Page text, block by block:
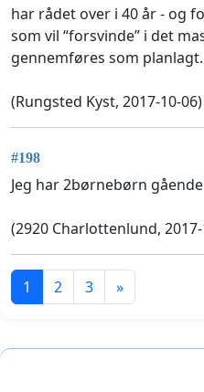
har rådet over i 40 år - og
som vil “forsvinde” i det
gennemføres som planlagt.
(Rungsted Kyst, 2017-10-06)
#198
Jeg har 2børnebørn
(2920 Charlottenlund,
1 2 3 »